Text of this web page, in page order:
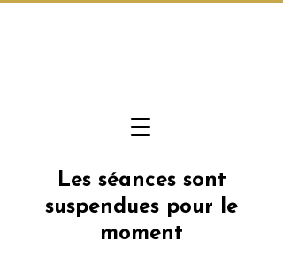
Les séances sont
suspendues pour le
moment